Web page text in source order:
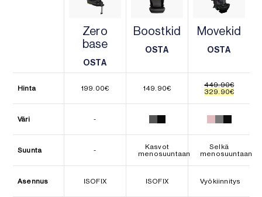
Zero
base
OSTA
OSTA
Boostkid
OSTA
Movekid
OSTA
Hinta 199.00€ 149.90€ 449.90€
Alkuperäinen
hinta
oli:
329.90€
hinta
on:
Väri
-
Suunta -
Kasvot
menosuuntaan
Selkä
menosuuntaan
Asennus ISOFIX ISOFIX Vyökiinnitys